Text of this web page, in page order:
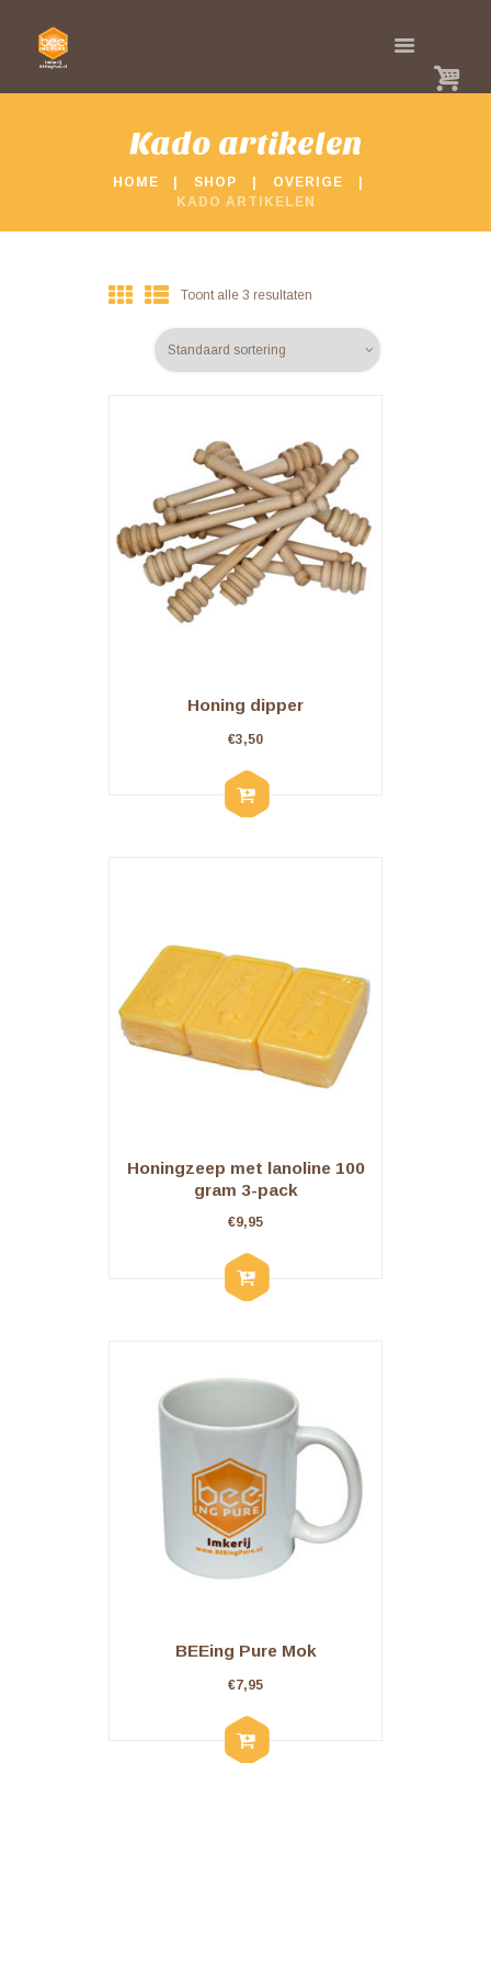
Kado artikelen
HOME SHOP
OVERIGE
KADO ARTIKELEN
Toont alle 3 resultaten
Honing dipper
€3,50
Honingzeep met lanoline 100
gram 3-pack
€9,95
BEEing Pure Mok
€7,95